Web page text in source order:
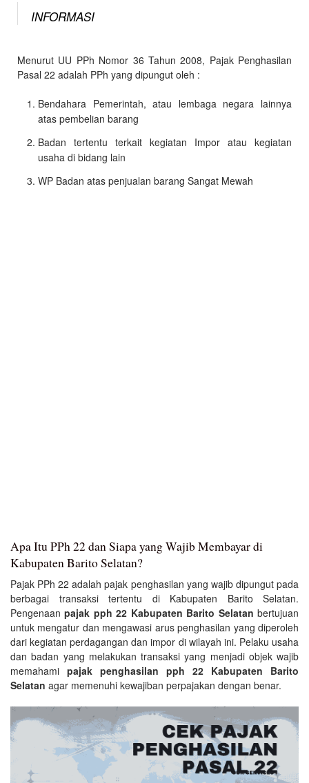
INFORMASI
Menurut UU PPh Nomor 36 Tahun 2008, Pajak Penghasilan
Pasal 22 adalah PPh yang dipungut oleh :
Bendahara Pemerintah, atau lembaga negara lainnya
atas pembelian barang
Badan tertentu terkait kegiatan Impor atau kegiatan
usaha di bidang lain
WP Badan atas penjualan barang Sangat Mewah
Apa Itu PPh 22 dan Siapa yang Wajib Membayar di
Kabupaten Barito Selatan?
Pajak PPh 22 adalah pajak penghasilan yang wajib dipungut pada
berbagai transaksi tertentu di Kabupaten Barito Selatan.
Pengenaanpajak pph 22 Kabupaten Barito Selatan bertujuan
untuk mengatur dan mengawasi arus penghasilan yang diperoleh
dari kegiatan perdagangan dan impor di wilayah ini. Pelaku usaha
dan badan yang melakukan transaksi yang menjadi objek wajib
memahami pajak penghasilan pph 22 Kabupaten Barito
Selatan agar memenuhi kewajiban perpajakan dengan benar.